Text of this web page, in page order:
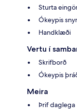
Sturta
Ókeypis
Handklæði
Vertu í
Skrifborð
Ókeypis
Meira
Þrif daglega